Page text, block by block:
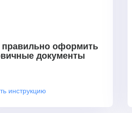
правильно оформить
документы
инструкцию